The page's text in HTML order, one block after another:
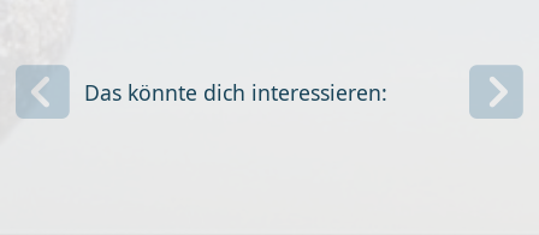
Das könnte dich interessieren: